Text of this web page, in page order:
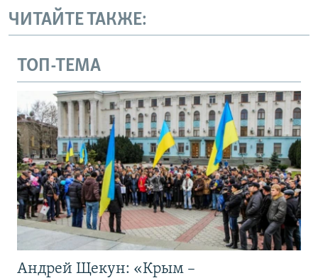
ЧИТАЙТЕ ТАКЖЕ:
ТОП-ТЕМА
Андрей Щекун: «Крым –